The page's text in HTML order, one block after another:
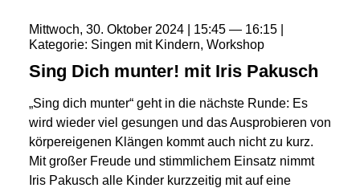
Mittwoch 30 Oktober 2024 15:45
16:15
Kategorie Singen mit Kindern Workshop
Sing Dich munter! mit Iris Pakusch
„Sing dich munter“ geht in die nächste Runde: Es
wird wieder viel gesungen und das Ausprobieren von
körpereigenen Klängen kommt auch nicht zu kurz.
Mit großer Freude und stimmlichem Einsatz nimmt
Iris Pakusch alle Kinder kurzzeitig mit auf eine